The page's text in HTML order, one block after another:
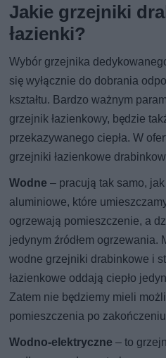
Jakie grzejniki
łazienki?
Wybór grzejnika
się wyłącznie do dobrania
kształtu. Bardzo ważnym
grzejnik łazienkowy, będzie
przekazywanego ciepła. W
grzejniki łazienkowe
Wodne – pracują tak samo,
aluminiowe, które
ogrzewają pomieszczenie, a
jedynym źródłem ogrzewania.
wodne grzejniki drabinkowe i
łazienkowe oddają ciepło
Zatem nie będziemy mieli
pomieszczenia po
Wodno-elektryczne – to